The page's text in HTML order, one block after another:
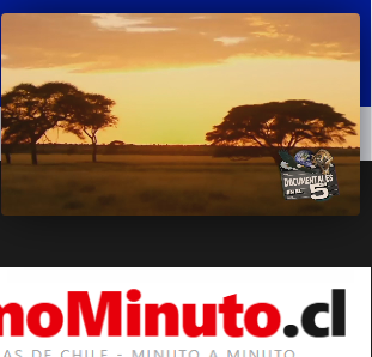
NOTICIERO POLÍTICA